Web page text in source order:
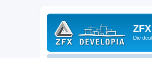
Die